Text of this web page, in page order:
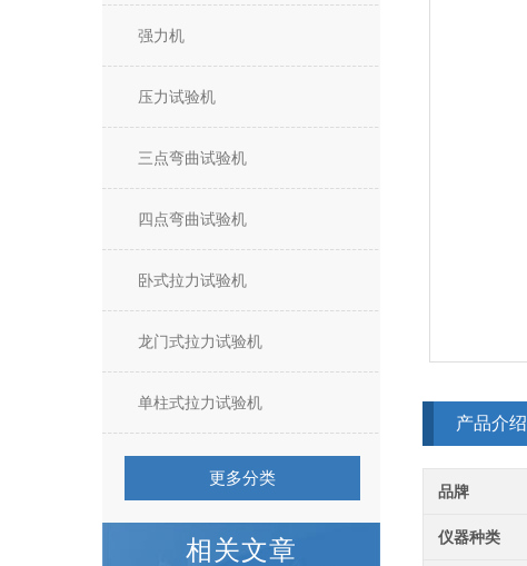
强力机
压力试验机
三点弯曲试验机
四点弯曲试验机
卧式拉力试验机
龙门式拉力试验机
单柱式拉力试验机
更多分类
相关文章
产品介绍
品牌
仪器种类